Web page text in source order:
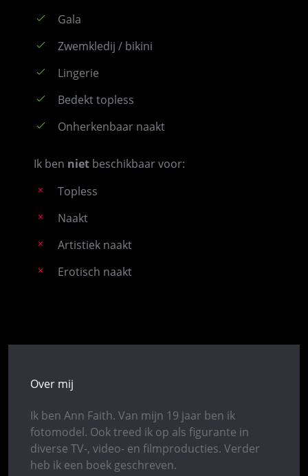
Gala
Zwemkledij / bikini
Lingerie
Bedekt topless
Onherkenbaar naakt
Ik ben niet beschikbaar voor:
Topless
Naakt
Artistiek naakt
Erotisch naakt
Over mij
Ik ben Ann Faith. Van mijn 19 jaar ben ik
fotomodel. Ook treed ik op als figurante in
diverse TV-, video- en filmproducties. Verder
heb ik een boek geschreven.